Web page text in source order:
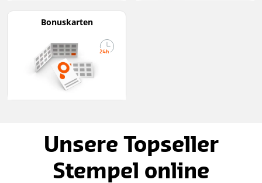
Bonuskarten
Unsere Topseller
Stempel online